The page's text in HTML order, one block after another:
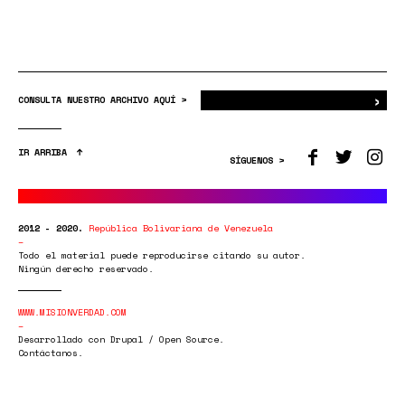
CONSULTA NUESTRO ARCHIVO AQUÍ > ›
IR ARRIBA
SÍGUENOS >
2012 - 2020. República Bolivariana de Venezuela
Todo el material puede reproducirse citando su autor.
Ningún derecho reservado.
WWW.MISIONVERDAD.COM
Desarrollado con Drupal / Open Source.
Contáctanos.